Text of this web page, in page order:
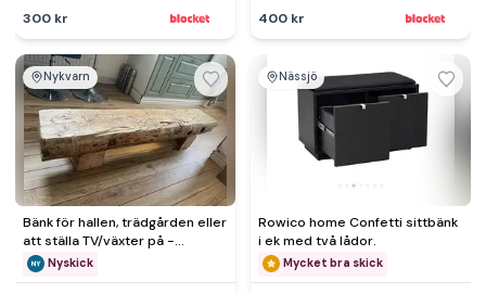
300 kr 400 kr
Nykvarn
Bänk för hallen, trädgården eller
att ställa TV/växter på -
återvunnet virke
Nyskick
Nässjö
Rowico home Confetti sittbänk
i ek med två lådor.
Mycket bra skick